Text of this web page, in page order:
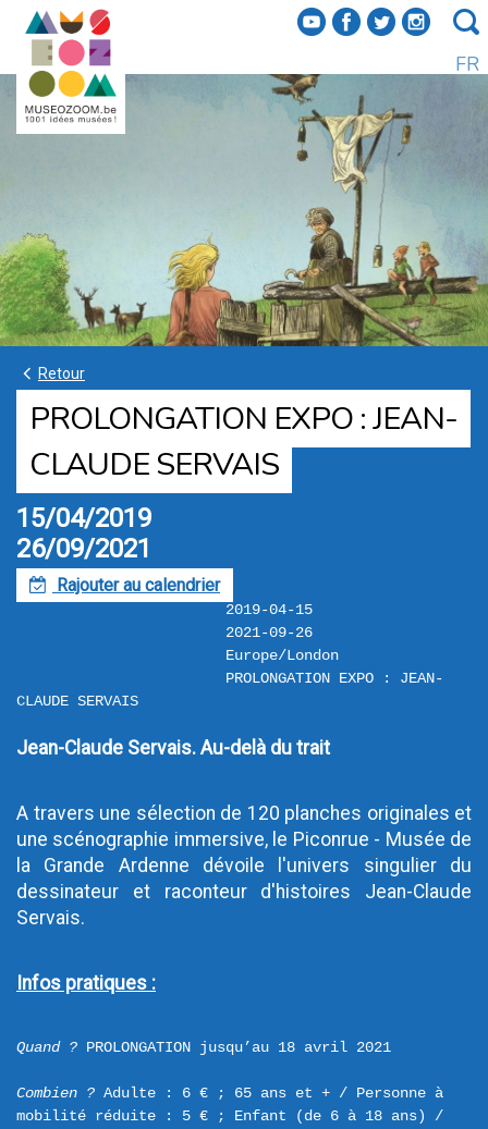
f a b e
FR
k Retour
PROLONGATION EXPO : JEAN-
CLAUDE SERVAIS
15/04/2019
26/09/2021
F Rajouter au calendrier
2019-04-15
2021-09-26
Europe/London
PROLONGATION EXPO : JEAN-
CLAUDE SERVAIS
Jean-Claude Servais. Au-delà du trait
A travers une sélection de 120 planches originales et
une scénographie immersive, le Piconrue - Musée de
la Grande Ardenne dévoile l'univers singulier du
dessinateur et raconteur d'histoires Jean-Claude
Servais.
Infos pratiques :
Quand ? PROLONGATION jusqu’au 18 avril 2021
Combien ? Adulte : 6 € ; 65 ans et + / Personne à
mobilité réduite : 5 € ; Enfant (de 6 à 18 ans) /